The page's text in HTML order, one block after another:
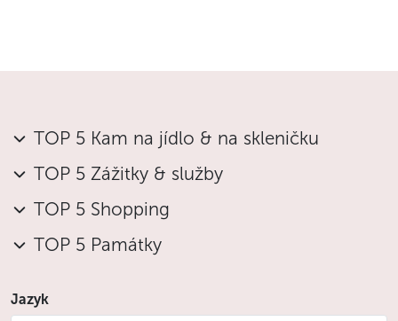
TOP 5 Kam na jídlo & na skleničku
TOP 5 Zážitky & služby
TOP 5 Shopping
TOP 5 Památky
Jazyk